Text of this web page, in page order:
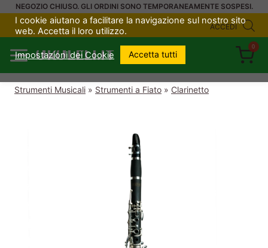
SaltaNEGOZIO CHIUSO. GLI ORDINI SONO TEMPORANEAMENTE SOSPESI.
ACCEDI
UKULELI.IT
0
Strumenti Musicali » Strumenti a Fiato » Clarinetto
I cookie aiutano a facilitare la navigazione sul nostro sito
web. Accetta il loro utilizzo.
Impostazioni dei Cookie Accetta tutti